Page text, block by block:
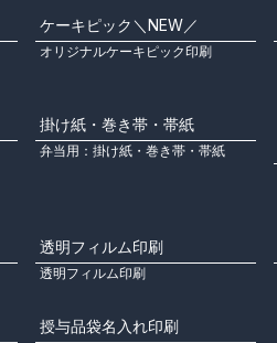
ケーキピック＼NEW／
オリジナルケーキピック印刷
掛け紙・巻き帯・帯紙
弁当用：掛け紙・巻き帯・帯紙
透明フィルム印刷
透明フィルム印刷
授与品袋名入れ印刷